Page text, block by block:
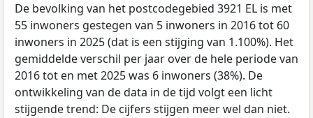
De bevolking van het postcodegebied 3921 EL is met
55 inwoners gestegen van 5 inwoners in 2016 tot 60
inwoners in 2025 (dat is een stijging van 1.100%). Het
gemiddelde verschil per jaar over de hele periode van
2016 tot en met 2025 was 6 inwoners (38%). De
ontwikkeling van de data in de tijd volgt een licht
stijgende trend: De cijfers stijgen meer wel dan niet.